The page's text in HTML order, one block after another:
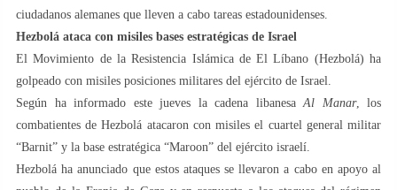
ciudadanos alemanes que lleven a cabo tareas estadounidenses.
Hezbolá ataca con misiles bases estratégicas de Israel
El Movimiento de la Resistencia Islámica de El Líbano (Hezbolá) ha
golpeado con misiles posiciones militares del ejército de Israel.
Según ha informado este jueves la cadena libanesa Al Manar, los
combatientes de Hezbolá atacaron con misiles el cuartel general militar
“Barnit” y la base estratégica “Maroon” del ejército israelí.
Hezbolá ha anunciado que estos ataques se llevaron a cabo en apoyo al